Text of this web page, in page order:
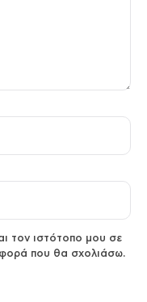
τον ιστότοπο μου σε
που θα σχολιάσω.